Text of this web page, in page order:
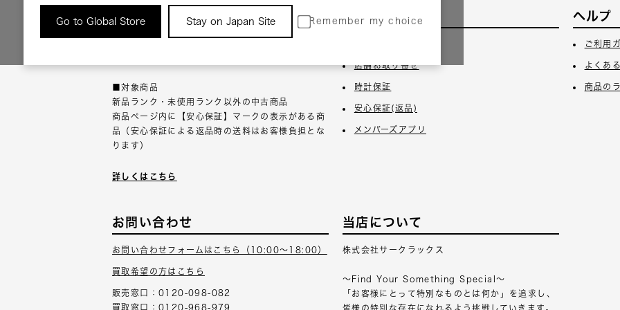
Go to Global Store Stay on Japan Site Remember my choice
返品について
■対象商品
新品ランク・未使用ランク以外の中古商品
商品ページ内に【安心保証】マークの表示がある商
品（安心保証による返品時の送料はお客様負担とな
ります）
詳しくはこちら
サービス
店舗お取り寄せ
時計保証
安心保証(返品)
メンバーズアプリ
ヘルプ
ご利用
よくあ
商品の
お問い合わせ
お問い合わせフォームはこちら（10:00～18:00）
買取希望の方はこちら
販売窓口：0120-098-082
買取窓口：0120-968-979
当店について
株式会社サークラックス
～Find Your Something Special～
「お客様にとって特別なものとは何か」を追求し、
皆様の特別な存在になれるよう挑戦していきます。